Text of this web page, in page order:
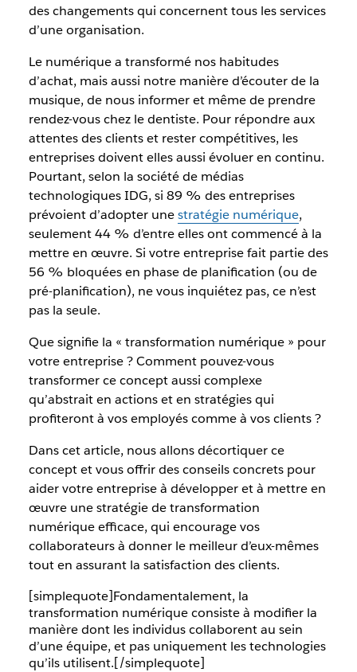
des changements qui concernent tous les services
d’une organisation.
Le numérique a transformé nos habitudes
d’achat, mais aussi notre manière d’écouter de la
musique, de nous informer et même de prendre
rendez-vous chez le dentiste. Pour répondre aux
attentes des clients et rester compétitives, les
entreprises doivent elles aussi évoluer en continu.
Pourtant, selon la société de médias
technologiques IDG, si 89 % des entreprises
prévoient d’adopter unestratégie numérique,
seulement 44 % d’entre elles ont commencé à la
mettre en œuvre. Si votre entreprise fait partie des
56 % bloquées en phase de planification (ou de
pré-planification), ne vous inquiétez pas, ce n’est
pas la seule.
Que signifie la « transformation numérique » pour
votre entreprise ? Comment pouvez-vous
transformer ce concept aussi complexe
qu’abstrait en actions et en stratégies qui
profiteront à vos employés comme à vos clients ?
Dans cet article, nous allons décortiquer ce
concept et vous offrir des conseils concrets pour
aider votre entreprise à développer et à mettre en
œuvre une stratégie de transformation
numérique efficace, qui encourage vos
collaborateurs à donner le meilleur d’eux-mêmes
tout en assurant la satisfaction des clients.
[simplequote]Fondamentalement, la
transformation numérique consiste à modifier la
manière dont les individus collaborent au sein
d’une équipe, et pas uniquement les technologies
qu’ils utilisent.[/simplequote]